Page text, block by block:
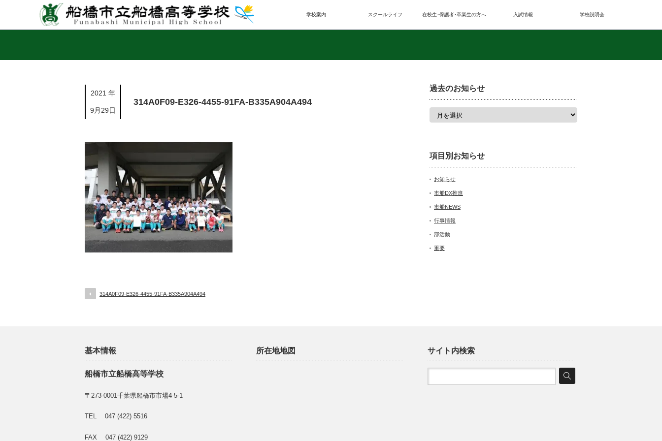
学校案内 スクールライフ 在校生･保護者･卒業生の方へ 入試情報 学校説明会
2021 年
9月29日
314A0F09-E326-4455-91FA-B335A904A494
314A0F09-E326-4455-91FA-B335A904A494
過去のお知らせ
項目別お知らせ
お知らせ
市船DX推進
市船NEWS
行事情報
部活動
重要
基本情報
船橋市立船橋高等学校
〒273-0001千葉県船橋市市場4-5-1
TEL 047 (422) 5516
FAX 047 (422) 9129
所在地地図 サイト内検索